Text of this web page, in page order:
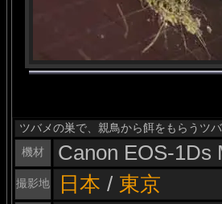
ツバメの巣で、親鳥から餌をもらうツバ
機材
Canon EOS-1Ds
撮影地 日本 / 東京